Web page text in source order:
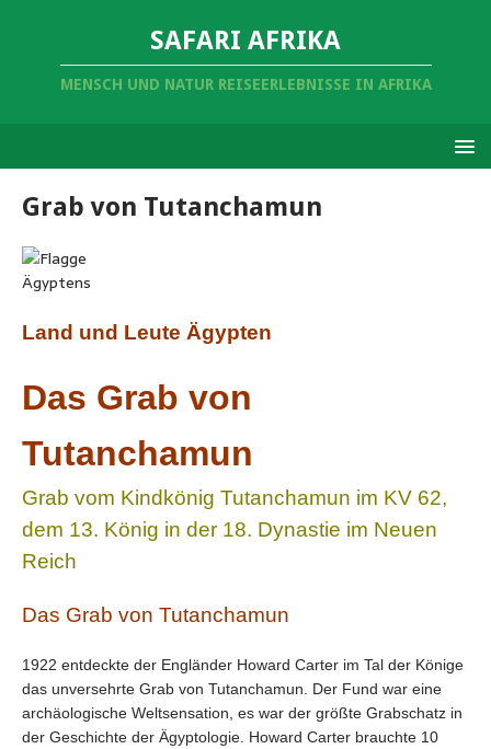
SAFARI AFRIKA
MENSCH UND NATUR REISEERLEBNISSE IN AFRIKA
Grab von Tutanchamun
Land und Leute Ägypten
Das Grab von
Tutanchamun
Grab vom Kindkönig Tutanchamun im KV 62,
dem 13. König in der 18. Dynastie im Neuen
Reich
Das Grab von Tutanchamun
1922 entdeckte der Engländer Howard Carter im Tal der Könige
das unversehrte Grab von Tutanchamun. Der Fund war eine
archäologische Weltsensation, es war der größte Grabschatz in
der Geschichte der Ägyptologie. Howard Carter brauchte 10